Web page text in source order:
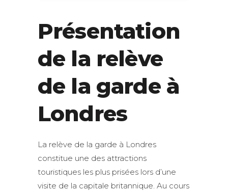
Présentation
de la relève
de la garde à
Londres
La relève de la garde à Londres
constitue une des attractions
touristiques les plus prisées lors d’une
visite de la capitale britannique. Au cours